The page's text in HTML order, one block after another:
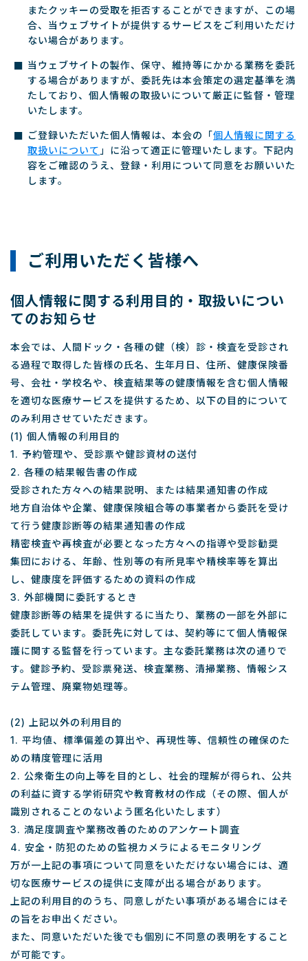
またクッキーの受取を拒否することができますが、この場
合、当ウェブサイトが提供するサービスをご利用いただけ
ない場合があります。
当ウェブサイトの製作、保守、維持等にかかる業務を委託
する場合がありますが、委託先は本会策定の選定基準を満
たしており、個人情報の取扱いについて厳正に監督・管理
いたします。
ご登録いただいた個人情報は、本会の「個人情報に関する
取扱いについて 」に沿って適正に管理いたします。下記内
容をご確認のうえ、登録・利用について同意をお願いいた
します。
ご利用いただく皆様へ
個人情報に関する利用目的・取扱いについ
てのお知らせ
本会では、人間ドック・各種の健（検）診・検査を受診され
る過程で取得した皆様の氏名、生年月日、住所、健康保険番
号、会社・学校名や、検査結果等の健康情報を含む個人情報
を適切な医療サービスを提供するため、以下の目的について
のみ利用させていただきます。
(1) 個人情報の利用目的
1. 予約管理や、受診票や健診資材の送付
2. 各種の結果報告書の作成
受診された方々への結果説明、または結果通知書の作成
地方自治体や企業、健康保険組合等の事業者から委託を受け
て行う健康診断等の結果通知書の作成
精密検査や再検査が必要となった方々への指導や受診勧奨
集団における、年齢、性別等の有所見率や精検率等を算出
し、健康度を評価するための資料の作成
3. 外部機関に委託するとき
健康診断等の結果を提供するに当たり、業務の一部を外部に
委託しています。委託先に対しては、契約等にて個人情報保
護に関する監督を行っています。主な委託業務は次の通りで
す。健診予約、受診票発送、検査業務、清掃業務、情報シス
テム管理、廃棄物処理等。
(2) 上記以外の利用目的
1. 平均値、標準偏差の算出や、再現性等、信頼性の確保のた
めの精度管理に活用
2. 公衆衛生の向上等を目的とし、社会的理解が得られ、公共
の利益に資する学術研究や教育教材の作成（その際、個人が
識別されることのないよう匿名化いたします）
3. 満足度調査や業務改善のためのアンケート調査
4. 安全・防犯のための監視カメラによるモニタリング
万が一上記の事項について同意をいただけない場合には、適
切な医療サービスの提供に支障が出る場合があります。
上記の利用目的のうち、同意しがたい事項がある場合にはそ
の旨をお申出ください。
また、同意いただいた後でも個別に不同意の表明をすること
が可能です。